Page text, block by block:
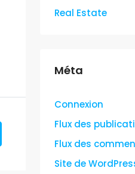
Real Estate
Méta
Connexion
Flux des
Flux des
Site de